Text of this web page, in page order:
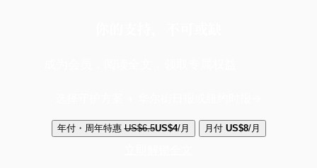
年付・周年特惠 US$6.5US$4/月 月付 US$8/月